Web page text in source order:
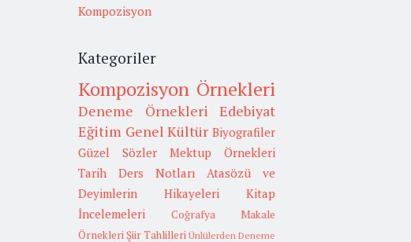
Kompozisyon
Kategoriler
Kompozisyon Örnekleri
Deneme Örnekleri
Edebiyat
Eğitim Genel Kültür Biyografiler
Güzel Sözler
Mektup Örnekleri
Tarih
Ders Notları
Atasözü ve
Deyimlerin Hikayeleri
Kitap
İncelemeleri
Coğrafya
Makale
Örnekleri Şiir Tahlilleri Ünlülerden Deneme